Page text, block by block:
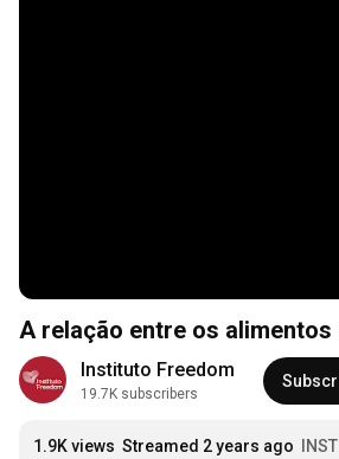
A relação entre os alimentos
Instituto Freedom
19.7K subscribers
1.9K views Streamed 2 years ago